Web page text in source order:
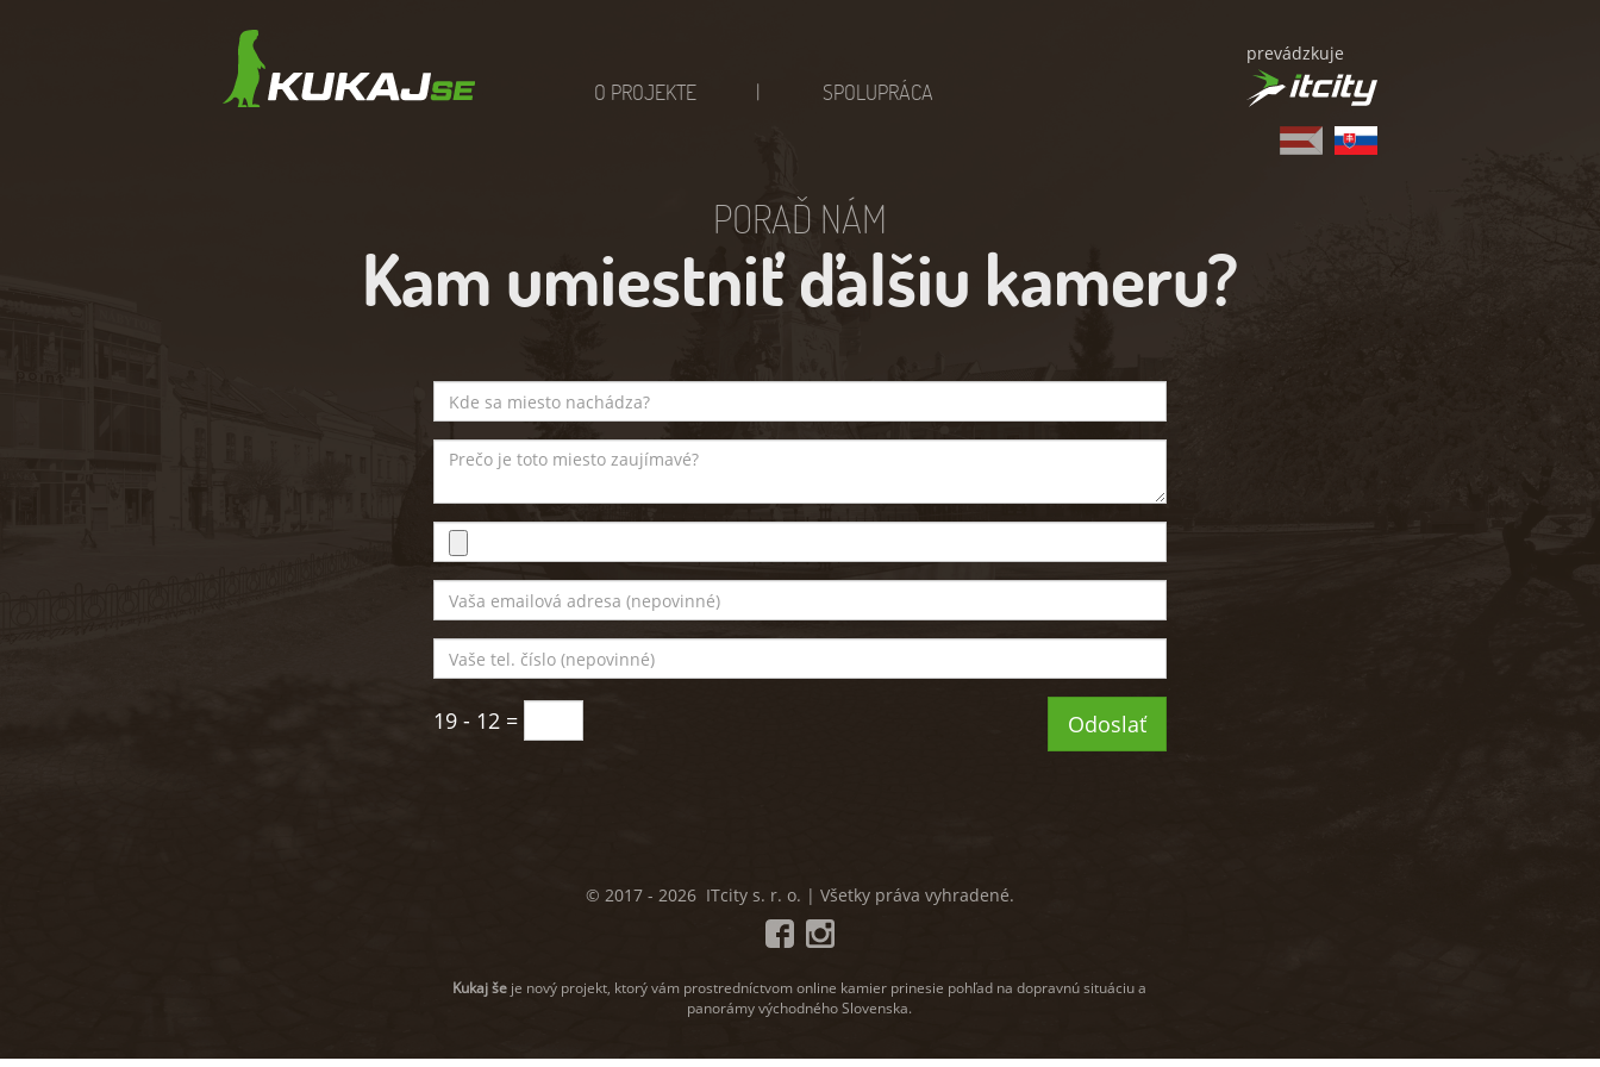
O PROJEKTE SPOLUPRÁCA
prevádzkuje
PORAĎ NÁM
Kam umiestniť ďalšiu kameru?
19 - 12 = Odoslať
© 2017 - 2026 ITcity s. r. o. | Všetky práva vyhradené.
Kukaj še je nový projekt, ktorý vám prostredníctvom online kamier prinesie pohľad na dopravnú situáciu a
panorámy východného Slovenska.